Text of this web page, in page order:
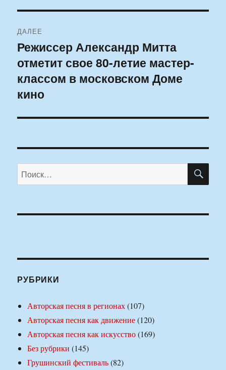
ДАЛЕЕ
Следующая
запись:
Режиссер Александр Митта
отметит свое 80-летие мастер-
классом в московском Доме
кино
Искать:
РУБРИКИ
Авторская песня в регионах(107)
Авторская песня как движение(120)
Авторская песня как искусство(169)
Без рубрики (145)
Грушинский фестиваль(82)